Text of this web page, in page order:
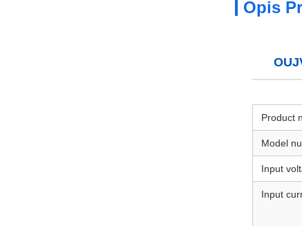
Opis
Product
Model
Input
Input